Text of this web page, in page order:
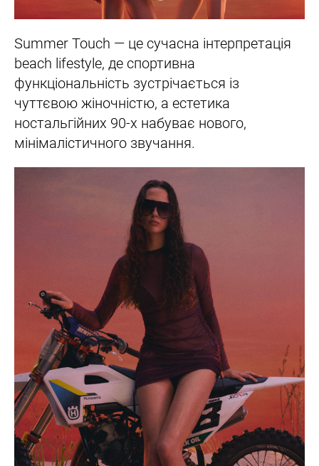
Summer Touch — це сучасна інтерпретація
beach lifestyle, де спортивна
функціональність зустрічається із
чуттєвою жіночністю, а естетика
ностальгійних 90-х набуває нового,
мінімалістичного звучання.